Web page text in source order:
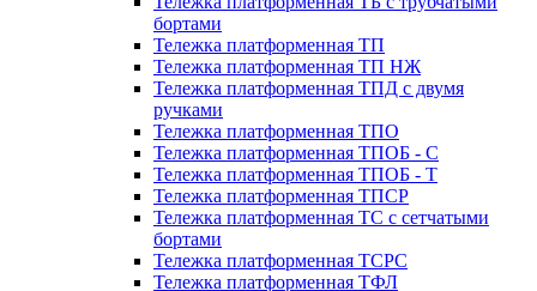
бортами
Тележка платформенная ТП
Тележка платформенная ТП НЖ
Тележка платформенная ТПД с двумя
ручками
Тележка платформенная ТПО
Тележка платформенная ТПОБ - С
Тележка платформенная ТПОБ - Т
Тележка платформенная ТПСР
Тележка платформенная ТС с сетчатыми
бортами
Тележка платформенная ТСРС
Тележка платформенная ТФЛ